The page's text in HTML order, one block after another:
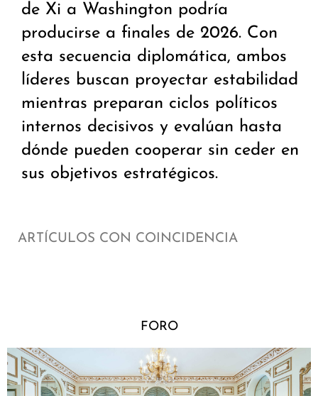
de Xi a Washington podría
producirse a finales de 2026. Con
esta secuencia diplomática, ambos
líderes buscan proyectar estabilidad
mientras preparan ciclos políticos
internos decisivos y evalúan hasta
dónde pueden cooperar sin ceder en
sus objetivos estratégicos.
ARTÍCULOS CON COINCIDENCIA
FORO